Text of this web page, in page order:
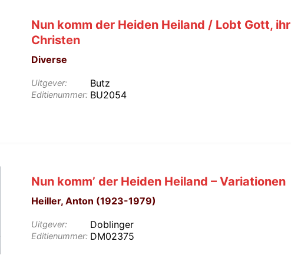
Nun komm der Heiden Heiland / Lobt Gott, ihr
Christen
Diverse
Uitgever: Butz
Editienummer: BU2054
Nun komm’ der Heiden Heiland – Variationen
Heiller, Anton (1923-1979)
Uitgever: Doblinger
Editienummer: DM02375